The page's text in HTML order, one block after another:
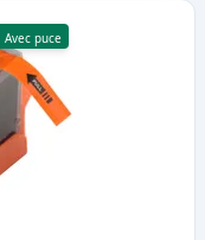
Avec puce